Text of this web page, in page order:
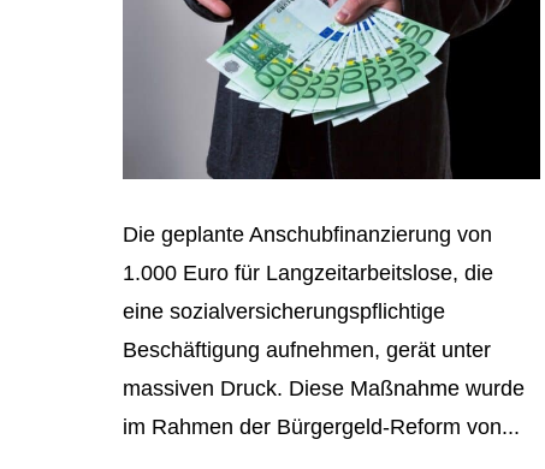
Die geplante Anschubfinanzierung von
1.000 Euro für Langzeitarbeitslose, die
eine sozialversicherungspflichtige
Beschäftigung aufnehmen, gerät unter
massiven Druck. Diese Maßnahme wurde
im Rahmen der Bürgergeld-Reform von...